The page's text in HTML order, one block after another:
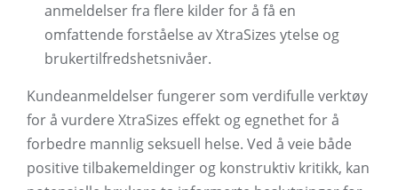
anmeldelser fra flere kilder for å få en
omfattende forståelse av XtraSizes ytelse og
brukertilfredshetsnivåer.
Kundeanmeldelser fungerer som verdifulle verktøy
for å vurdere XtraSizes effekt og egnethet for å
forbedre mannlig seksuell helse. Ved å veie både
positive tilbakemeldinger og konstruktiv kritikk, kan